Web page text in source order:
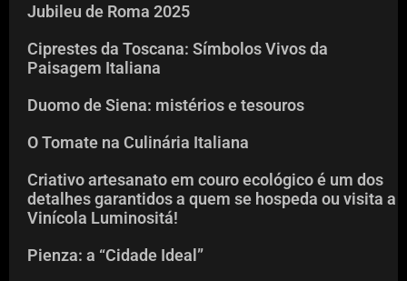
Jubileu de Roma 2025
Ciprestes da Toscana: Símbolos Vivos da
Paisagem Italiana
Duomo de Siena: mistérios e tesouros
O Tomate na Culinária Italiana
Criativo artesanato em couro ecológico é um dos
detalhes garantidos a quem se hospeda ou visita a
Vinícola Luminositá!
Pienza: a “Cidade Ideal”